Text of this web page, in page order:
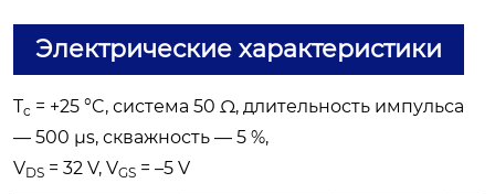
Электрические характеристики
Tc = +25 °C, система 50 Ω, длительность импульса
— 500 μs, скважность — 5 %,
VDS = 32 V, VGS = –5 V